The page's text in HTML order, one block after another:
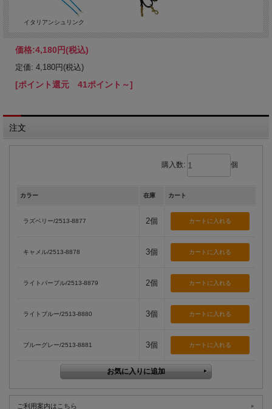
イタリアンシュリンク
価格:4,180円(税込)
定価: 4,180円(税込)
[ポイント還元 41ポイント～]
注文
購入数: 個
カラー 在庫 カート
ラズベリー/2513-8877 2個
キャメル/2513-8878 3個
ライトパープル/2513-8879 2個
ライトブルー/2513-8880 3個
ブルーグレー/2513-8881 3個
ご利用案内はこちら